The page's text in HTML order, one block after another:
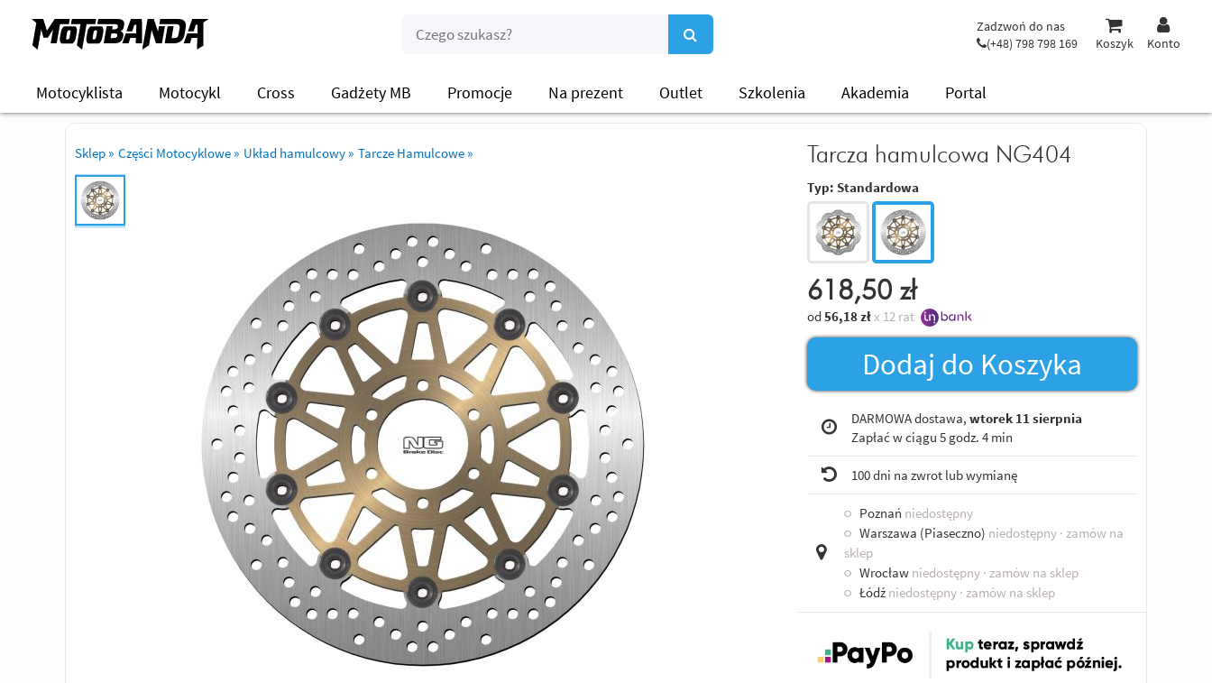
Zadzwoń do nas
(+48) 798 798 169
Koszyk Konto
Motocyklista Motocykl Cross Gadżety MB Promocje Na prezent Outlet Szkolenia Akademia Portal
Sklep » Części Motocyklowe » Układ hamulcowy » Tarcze Hamulcowe » Tarcza hamulcowa NG404
Typ: Standardowa
618,50 zł
od 56,18 zł x 12 rat
Dodaj do Koszyka
DARMOWA dostawa, wtorek 11 sierpnia
Zapłać w ciągu 5 godz. 4 min
100 dni na zwrot lub wymianę
○ Poznań niedostępny
○ Warszawa (Piaseczno) niedostępny · zamów na
sklep
○ Wrocław niedostępny · zamów na sklep
○ Łódź niedostępny · zamów na sklep